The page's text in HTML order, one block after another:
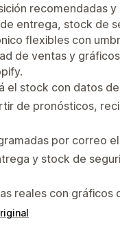
recomendadas
entrega, stock de
flexibles con
de ventas y
el stock con datos
de pronósticos,
por correo
y stock de
reales con gráficos